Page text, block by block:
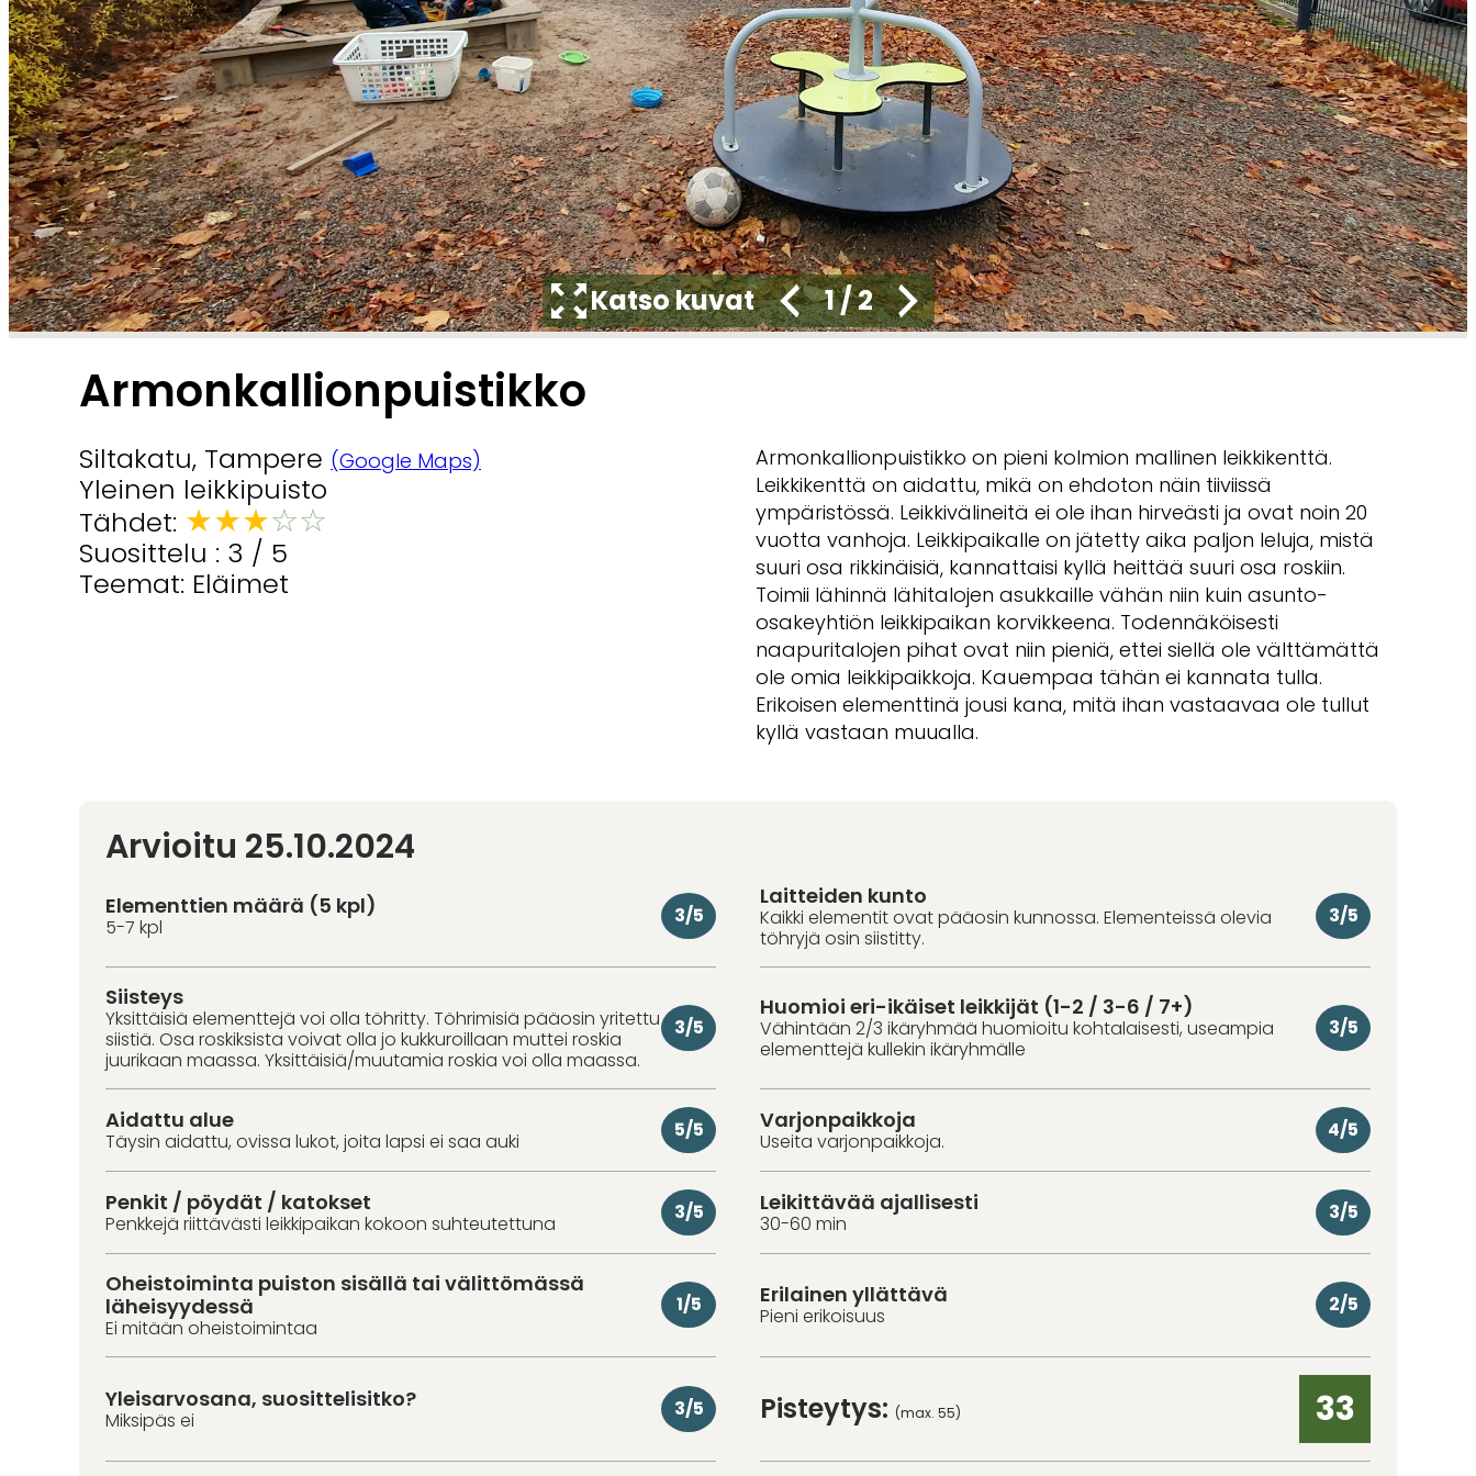
Katso kuvat 1/2
Armonkallionpuistikko
Siltakatu, Tampere (Google Maps)
Yleinen leikkipuisto
Tähdet: ★★★☆☆
Suosittelu : 3 / 5
Teemat: Eläimet
Armonkallionpuistikko on pieni kolmion mallinen leikkikenttä.
Leikkikenttä on aidattu, mikä on ehdoton näin tiiviissä
ympäristössä. Leikkivälineitä ei ole ihan hirveästi ja ovat noin 20
vuotta vanhoja. Leikkipaikalle on jätetty aika paljon leluja, mistä
suuri osa rikkinäisiä, kannattaisi kyllä heittää suuri osa roskiin.
Toimii lähinnä lähitalojen asukkaille vähän niin kuin asunto-
osakeyhtiön leikkipaikan korvikkeena. Todennäköisesti
naapuritalojen pihat ovat niin pieniä, ettei siellä ole välttämättä
ole omia leikkipaikkoja. Kauempaa tähän ei kannata tulla.
Erikoisen elementtinä jousi kana, mitä ihan vastaavaa ole tullut
kyllä vastaan muualla.
Arvioitu 25.10.2024
Elementtien määrä (5 kpl)
5-7 kpl 3/5
Laitteiden kunto
Kaikki elementit ovat pääosin kunnossa. Elementeissä olevia
töhryjä osin siistitty.
3/5
Siisteys
Yksittäisiä elementtejä voi olla töhritty. Töhrimisiä pääosin yritettu
siistiä. Osa roskiksista voivat olla jo kukkuroillaan muttei roskia
juurikaan maassa. Yksittäisiä/muutamia roskia voi olla maassa.
3/5
Huomioi eri-ikäiset leikkijät (1-2 / 3-6 / 7+)
Vähintään 2/3 ikäryhmää huomioitu kohtalaisesti, useampia
elementtejä kullekin ikäryhmälle
3/5
Aidattu alue
Täysin aidattu, ovissa lukot, joita lapsi ei saa auki 5/5 Varjonpaikkoja
Useita varjonpaikkoja. 4/5
Penkit / pöydät / katokset
Penkkejä riittävästi leikkipaikan kokoon suhteutettuna 3/5 Leikittävää ajallisesti
30-60 min 3/5
Oheistoiminta puiston sisällä tai välittömässä
läheisyydessä
Ei mitään oheistoimintaa
1/5 Erilainen yllättävä
Pieni erikoisuus 2/5
Yleisarvosana, suosittelisitko?
Miksipäs ei 3/5 Pisteytys: (max. 55) 33